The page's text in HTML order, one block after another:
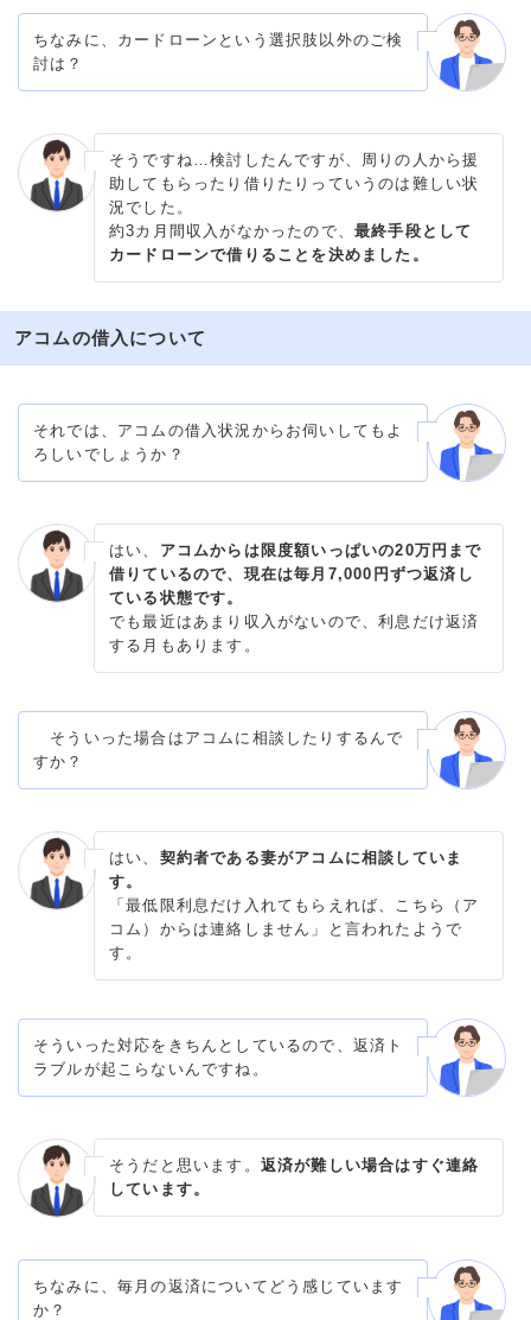
ちなみに、カードローンという選択肢以外のご検
討は？
そうですね…検討したんですが、周りの人から援
助してもらったり借りたりっていうのは難しい状
況でした。
約3カ月間収入がなかったので、 最終手段として
カードローンで借りることを決めました。
アコムの借入について
それでは、アコムの借入状況からお伺いしてもよ
ろしいでしょうか？
はい、 アコムからは限度額いっぱいの20万円まで
借りているので、現在は毎月7,000円ずつ返済し
ている状態です。
でも最近はあまり収入がないので、利息だけ返済
する月もあります。
そういった場合はアコムに相談したりするんで
すか？
はい、 契約者である妻がアコムに相談していま
す。
「最低限利息だけ入れてもらえれば、こちら（ア
コム）からは連絡しません」と言われたようで
す。
そういった対応をきちんとしているので、返済ト
ラブルが起こらないんですね。
そうだと思います。 返済が難しい場合はすぐ連絡
しています。
ちなみに、毎月の返済についてどう感じています
か？